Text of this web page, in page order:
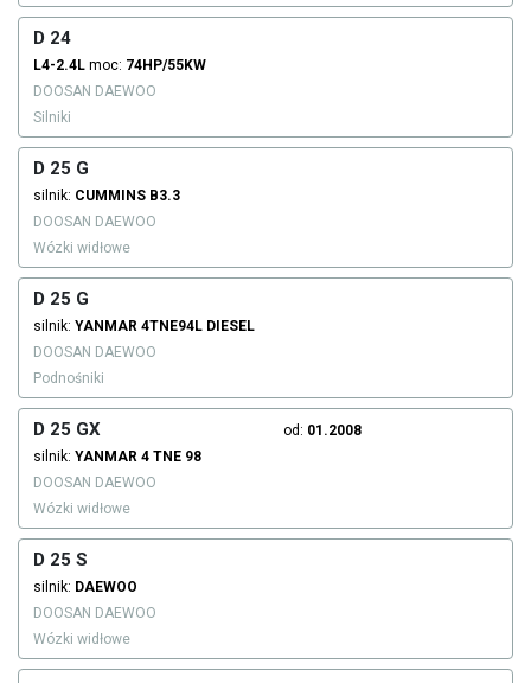
D 24
L4-2.4L moc: 74HP/55KW
DOOSAN DAEWOO
Silniki
D 25 G
silnik: CUMMINS B3.3
DOOSAN DAEWOO
Wózki widłowe
D 25 G
silnik: YANMAR 4TNE94L DIESEL
DOOSAN DAEWOO
Podnośniki
D 25 GX od: 01.2008
silnik: YANMAR 4 TNE 98
DOOSAN DAEWOO
Wózki widłowe
D 25 S
silnik: DAEWOO
DOOSAN DAEWOO
Wózki widłowe